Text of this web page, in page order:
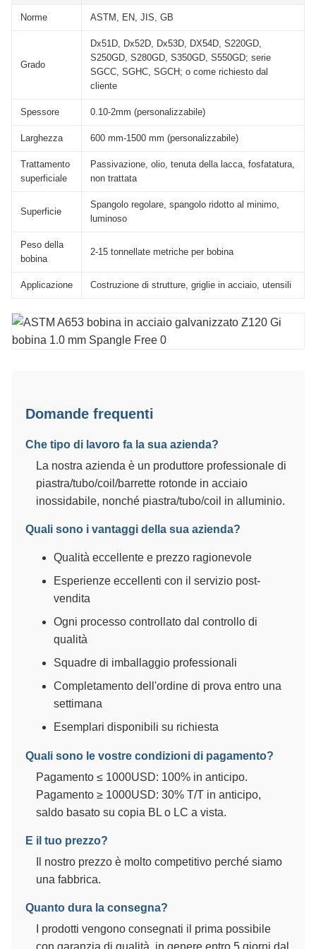
Norme ASTM, EN, JIS, GB
Grado
Dx51D, Dx52D, Dx53D, DX54D, S220GD,
S250GD, S280GD, S350GD, S550GD; serie
SGCC, SGHC, SGCH; o come richiesto dal
cliente
Spessore 0.10-2mm (personalizzabile)
Larghezza 600 mm-1500 mm (personalizzabile)
Trattamento
superficiale
Passivazione, olio, tenuta della lacca, fosfatatura,
non trattata
Superficie
Spangolo regolare, spangolo ridotto al minimo,
luminoso
Peso della
bobina
2-15 tonnellate metriche per bobina
Applicazione Costruzione di strutture, griglie in acciaio, utensili
Domande frequenti
Che tipo di lavoro fa la sua azienda?
La nostra azienda è un produttore professionale di
piastra/tubo/coil/barrette rotonde in acciaio
inossidabile, nonché piastra/tubo/coil in alluminio.
Quali sono i vantaggi della sua azienda?
Qualità eccellente e prezzo ragionevole
Esperienze eccellenti con il servizio post-
vendita
Ogni processo controllato dal controllo di
qualità
Squadre di imballaggio professionali
Completamento dell'ordine di prova entro una
settimana
Esemplari disponibili su richiesta
Quali sono le vostre condizioni di pagamento?
Pagamento ≤ 1000USD: 100% in anticipo.
Pagamento ≥ 1000USD: 30% T/T in anticipo,
saldo basato su copia BL o LC a vista.
E il tuo prezzo?
Il nostro prezzo è molto competitivo perché siamo
una fabbrica.
Quanto dura la consegna?
I prodotti vengono consegnati il prima possibile
con garanzia di qualità, in genere entro 5 giorni dal